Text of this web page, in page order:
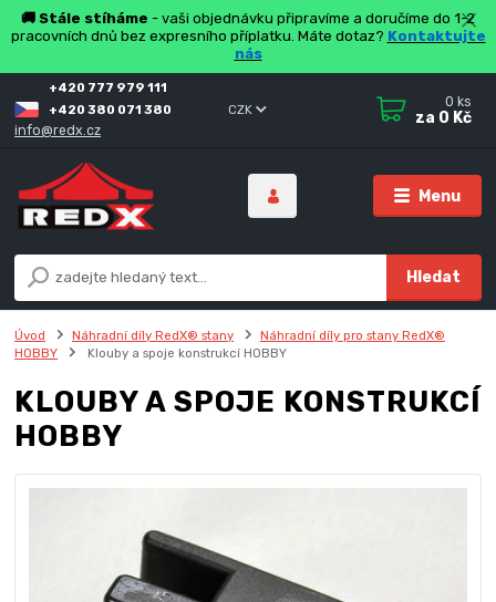
🚚 Stále stíháme - vaši objednávku připravíme a doručíme do 1-2
pracovních dnů bez expresního příplatku. Máte dotaz? Kontaktujte
nás
Menu
CZK
Hledat
+420 777 979 111
+420 380 071 380
info@redx.cz
0 ks
za 0 Kč
Úvod Náhradní díly RedX® stany
Náhradní díly pro stany RedX®
HOBBY
Klouby a spoje konstrukcí HOBBY
KLOUBY A SPOJE KONSTRUKCÍ
HOBBY